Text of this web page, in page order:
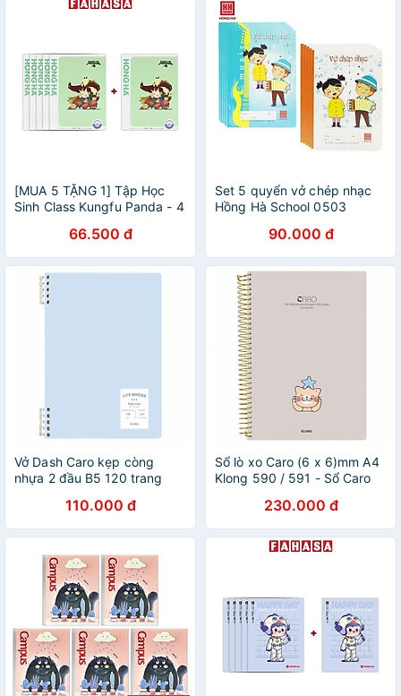
[MUA 5 TẶNG 1] Tập Học
Sinh Class Kungfu Panda - 4
Hồng Hà 0332 - Màu Xanh
Lá
66.500 đ
Set 5 quyển vở chép nhạc
Hồng Hà School 0503
90.000 đ
Vở Dash Caro kẹp còng
nhựa 2 đầu B5 120 trang
110.000 đ
Sổ lò xo Caro (6 x 6)mm A4
Klong 590 / 591 - Sổ Caro
230.000 đ